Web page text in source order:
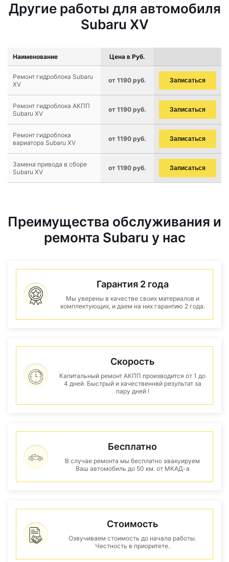
Другие работы для автомобиля
Subaru XV
Наименование Цена в Руб.
Ремонт гидроблока Subaru
XV
от 1190 руб. Записаться
Ремонт гидроблока АКПП
Subaru XV
от 1190 руб. Записаться
Ремонт гидроблока
вариатора Subaru XV
от 1190 руб. Записаться
Замена привода в сборе
Subaru XV
от 1190 руб. Записаться
Преимущества обслуживания и
ремонта Subaru у нас
Гарантия 2 года
Мы уверены в качестве своих материалов и
комплектующих, и даем на них гарантию 2 года.
Скорость
Капитальный ремонт АКПП производится от 1 до
4 дней. Быстрый и качественнвй результат за
пару дней !
Бесплатно
В случае ремонта мы бесплатно эвакуируем
Ваш автомобиль до 50 км. от МКАД-а
Стоимость
Озвучиваем стоимость до начала работы.
Честность в приоритете.